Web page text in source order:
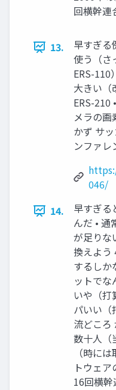
回横幹連
13.
早すぎる
使う（さ
ERS-110
大きい（
ERS-210
メラの画
かず サ
ンファレ
046/
14.
早すぎ
んだ • 通
が足りな
換えよう
するしか
ットで
いや（
パいい（
流どころ
数十人（
（時に
トウェ
16回横